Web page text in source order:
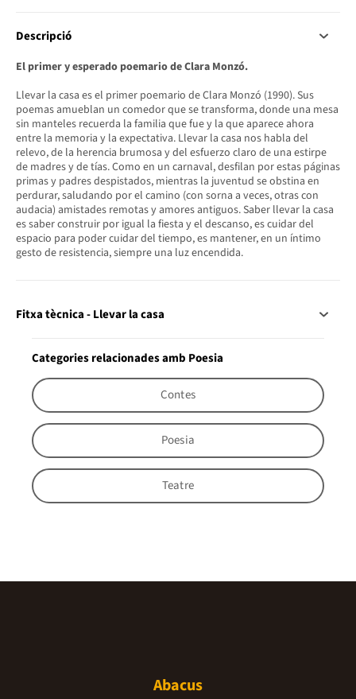
Descripció
El primer y esperado poemario de Clara Monzó.
Llevar la casa es el primer poemario de Clara Monzó (1990). Sus
poemas amueblan un comedor que se transforma, donde una mesa
sin manteles recuerda la familia que fue y la que aparece ahora
entre la memoria y la expectativa. Llevar la casa nos habla del
relevo, de la herencia brumosa y del esfuerzo claro de una estirpe
de madres y de tías. Como en un carnaval, desfilan por estas páginas
primas y padres despistados, mientras la juventud se obstina en
perdurar, saludando por el camino (con sorna a veces, otras con
audacia) amistades remotas y amores antiguos. Saber llevar la casa
es saber construir por igual la fiesta y el descanso, es cuidar del
espacio para poder cuidar del tiempo, es mantener, en un íntimo
gesto de resistencia, siempre una luz encendida.
Fitxa tècnica - Llevar la casa
Categories relacionades amb Poesia
Contes
Poesia
Teatre
Abacus